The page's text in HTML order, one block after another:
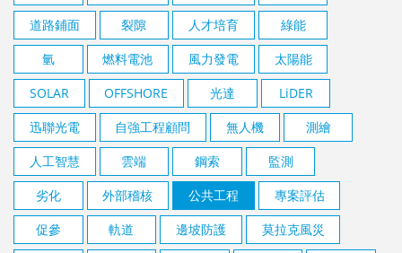
AI新知 從生成式AI到實體AI－日本鐵道落地驗證中
道路鋪面
裂隙 人才培育
綠能
氫
燃料電池 風力發電
太陽能
SOLAR
OFFSHORE 光達
LiDER
迅聯光電
自強工程顧問 無人機
測繪
人工智慧
雲端 鋼索
監測
劣化
外部稽核 公共工程
專案評估
促參
軌道 邊坡防護
莫拉克風災